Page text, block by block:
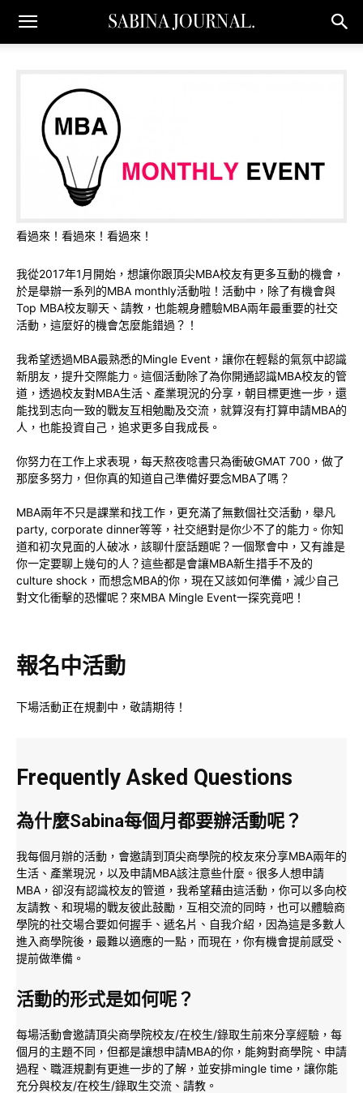
看過來！看過來！看過來！
我從2017年1月開始，想讓你跟頂尖MBA校友有更多互動的機會，
於是舉辦一系列的MBA monthly活動啦！ 活動中，除了有機會與
Top MBA校友聊天、請教，也能親身體驗MBA兩年最重要的社交
活動，這麼好的機會怎麼能錯過？！
我希望透過MBA最熟悉的Mingle Event，讓你在輕鬆的氣氛中認識
新朋友，提升交際能力。這個活動除了為你開通認識MBA校友的管
道，透過校友對MBA生活、產業現況的分享，朝目標更進一步，還
能找到志向一致的戰友互相勉勵及交流，就算沒有打算申請MBA的
人，也能投資自己，追求更多自我成長。
你努力在工作上求表現，每天熬夜唸書只為衝破GMAT 700，做了
那麼多努力，但你真的知道自己準備好要念MBA了嗎？
MBA兩年不只是課業和找工作，更充滿了無數個社交活動，舉凡
party, corporate dinner等等，社交絕對是你少不了的能力。你知
道和初次見面的人破冰，該聊什麼話題呢？一個聚會中，又有誰是
你一定要聊上幾句的人？這些都是會讓MBA新生措手不及的
culture shock，而想念MBA的你，現在又該如何準備，減少自己
對文化衝擊的恐懼呢？來MBA Mingle Event一探究竟吧！
報名中活動
下場活動正在規劃中，敬請期待！
Frequently Asked Questions
為什麼Sabina每個月都要辦活動呢？
我每個月辦的活動，會邀請到頂尖商學院的校友來分享MBA兩年的
生活、產業現況，以及申請MBA該注意些什麼。 很多人想申請
MBA，卻沒有認識校友的管道，我希望藉由這活動，你可以多向校
友請教、和現場的戰友彼此鼓勵，互相交流的同時，也可以體驗商
學院的社交場合要如何握手、遞名片、自我介紹，因為這是多數人
進入商學院後，最難以適應的一點，而現在，你有機會提前感受、
提前做準備。
活動的形式是如何呢？
每場活動會邀請頂尖商學院校友/在校生/錄取生前來分享經驗，每
個月的主題不同，但都是讓想申請MBA的你，能夠對商學院、申請
過程、職涯規劃有更進一步的了解，並安排mingle time，讓你能
充分與校友/在校生/錄取生交流、請教。